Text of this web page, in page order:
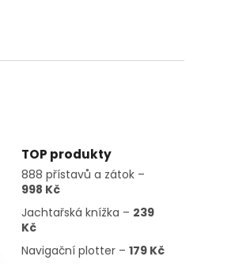
TOP produkty
888 přístavů a zátok –
998 Kč
Jachtařská knížka – 239
Kč
Navigační plotter –179 Kč